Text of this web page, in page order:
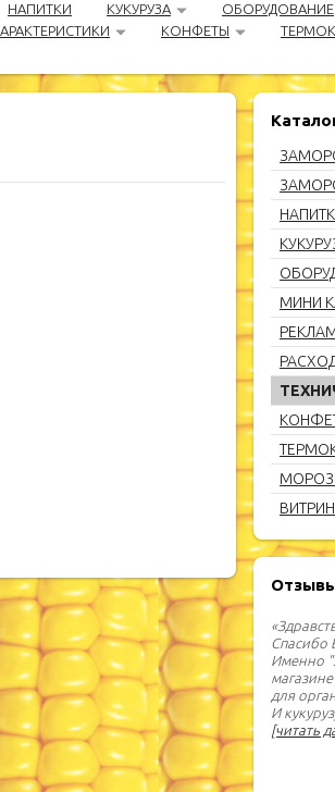
НАПИТКИ КУКУРУЗА ОБОРУДОВАНИЕ
КОНФЕТЫ
МИНИ
Спасибо
Именно
для
И
[читать